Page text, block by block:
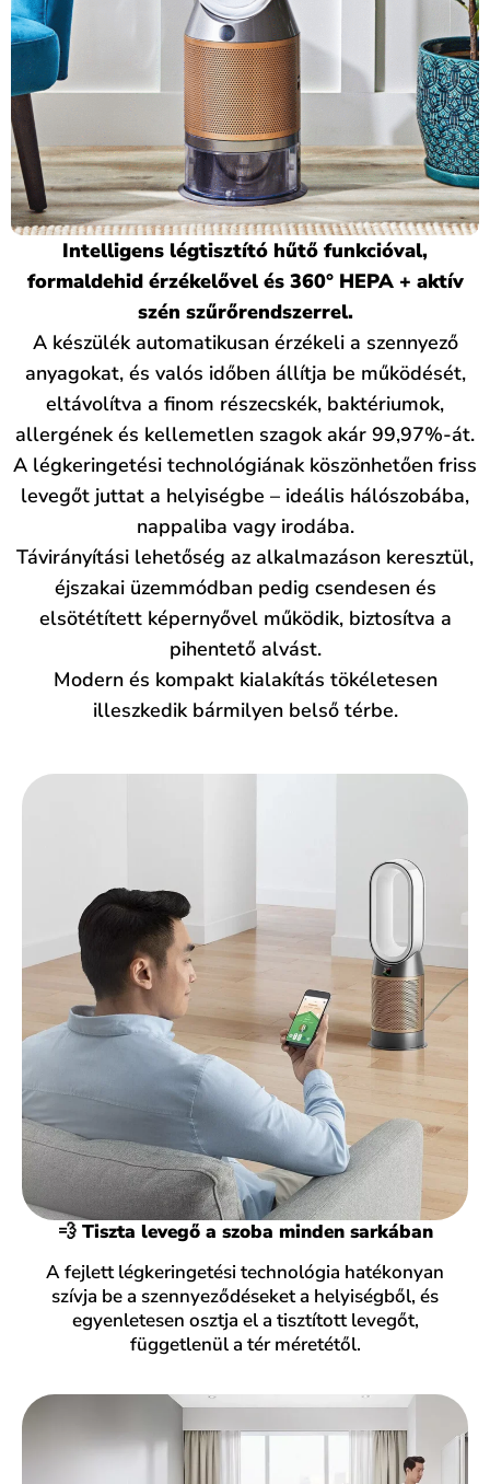
Intelligens légtisztító hűtő funkcióval,
formaldehid érzékelővel és 360° HEPA + aktív
szén szűrőrendszerrel.
A készülék automatikusan érzékeli a szennyező
anyagokat, és valós időben állítja be működését,
eltávolítva a finom részecskék, baktériumok,
allergének és kellemetlen szagok akár 99,97%-át.
A légkeringetési technológiának köszönhetően friss
levegőt juttat a helyiségbe – ideális hálószobába,
nappaliba vagy irodába.
Távirányítási lehetőség az alkalmazáson keresztül,
éjszakai üzemmódban pedig csendesen és
elsötétített képernyővel működik, biztosítva a
pihentető alvást.
Modern és kompakt kialakítás tökéletesen
illeszkedik bármilyen belső térbe.
💨 Tiszta levegő a szoba minden sarkában
A fejlett légkeringetési technológia hatékonyan
szívja be a szennyeződéseket a helyiségből, és
egyenletesen osztja el a tisztított levegőt,
függetlenül a tér méretétől.